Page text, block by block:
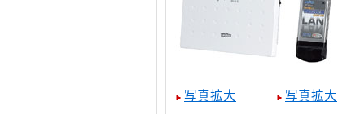
写真拡大 写真拡大